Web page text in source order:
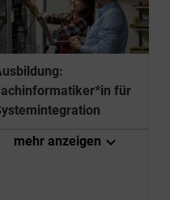
für
mehr anzeigen expand_more